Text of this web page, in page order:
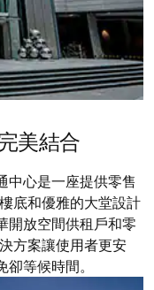
美結合
中心是一座提供零售
底和優雅的大堂設計
開放空間供租戶和零
方案讓使用者更安
等候時間。